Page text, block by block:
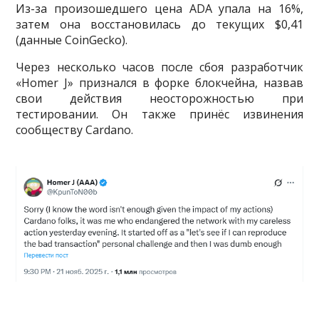
Из-за произошедшего цена ADA упала на 16%,
затем она восстановилась до текущих $0,41
(данные CoinGecko).
Через несколько часов после сбоя разработчик
«Homer J» признался в форке блокчейна, назвав
свои действия неосторожностью при
тестировании. Он также принёс извинения
сообществу Cardano.